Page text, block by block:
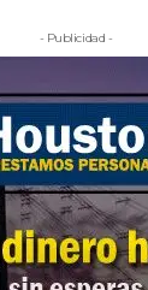
- Publicidad -